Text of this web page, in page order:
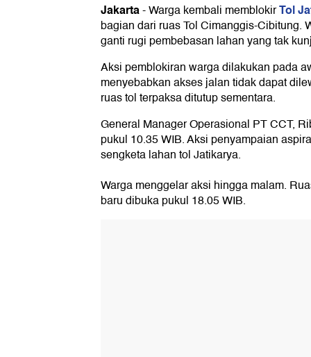
Jakarta-Warga kembali memblokirTol
bagian dari ruas Tol Cimanggis-Cibitung.
ganti rugi pembebasan lahan yang tak
Aksi pemblokiran warga dilakukan pada
menyebabkan akses jalan tidak dapat
ruas tol terpaksa ditutup sementara.
General Manager Operasional PT CCT,
pukul 10.35 WIB. Aksi penyampaian
sengketa lahan tol Jatikarya.
Warga menggelar aksi hingga malam.
baru dibuka pukul 18.05 WIB.